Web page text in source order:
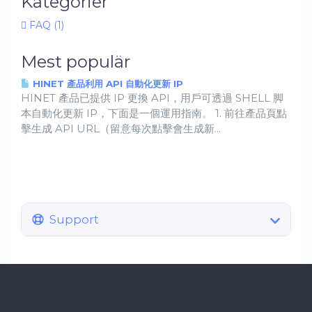
FAQ (1)
Mest populär
HINET 產品利用 API 自動化更新 IP
HINET 產品已提供 IP 更換 API，用戶可透過 SHELL 脚
本自動化更新 IP，下面是一個運用指南。 1. 前往產品頁點
擊生成 API URL（留意每次點擊會生成新...
Support